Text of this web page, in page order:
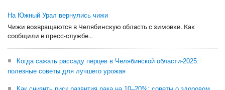
На Южный Урал вернулись чижи
Чижи возвращаются в Челябинскую область с зимовки. Как
сообщили в пресс-службе...
Когда сажать рассаду перцев в Челябинской области-2025:
полезные советы для лучшего урожая